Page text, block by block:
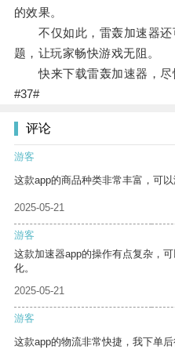
的效果。
不仅如此，雷轰加速器还
题，让玩家畅快游戏无阻。
快来下载雷轰加速器，尽
#37#
评论
游客
这款app的商品种类非常丰富，可以
2025-05-21
游客
这款加速器app的操作有点复杂，
化。
2025-05-21
游客
这款app的物流非常快捷，我下单后